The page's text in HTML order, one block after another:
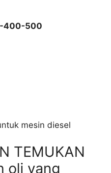
400-500
TEMUKAN
oli yang